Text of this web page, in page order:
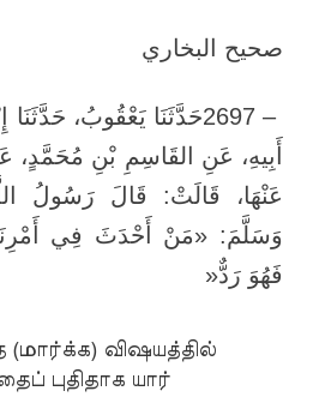
صحيح البخاري
2697 –حَدَّثَنَا يَعْقُوبُ،
أَبِيهِ، عَنِ القَاسِمِ بْنِ
عَنْهَا، قَالَتْ: قَالَ رَسُولُ
وَسَلَّمَ: «مَنْ أَحْدَثَ فِي
فَهُوَ رَدٌّ»
விஷயத்தில்
புதிதாக யார்